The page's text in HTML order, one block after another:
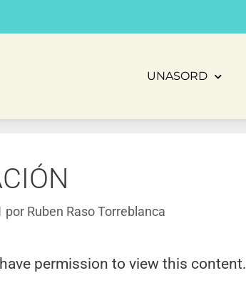
UNASORD
por Ruben Raso Torreblanca
permission to view this content.